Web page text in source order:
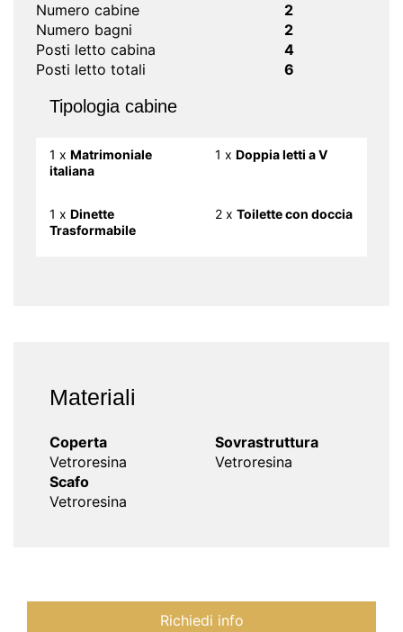
Numero cabine
2
Numero bagni
2
Posti letto cabina
4
Posti letto totali
6
Tipologia cabine
1 x Matrimoniale
italiana
1 x Doppia letti a V
1 x Dinette
Trasformabile
2 x Toilette con doccia
Materiali
Coperta
Vetroresina
Sovrastruttura
Vetroresina
Scafo
Vetroresina
Richiedi info